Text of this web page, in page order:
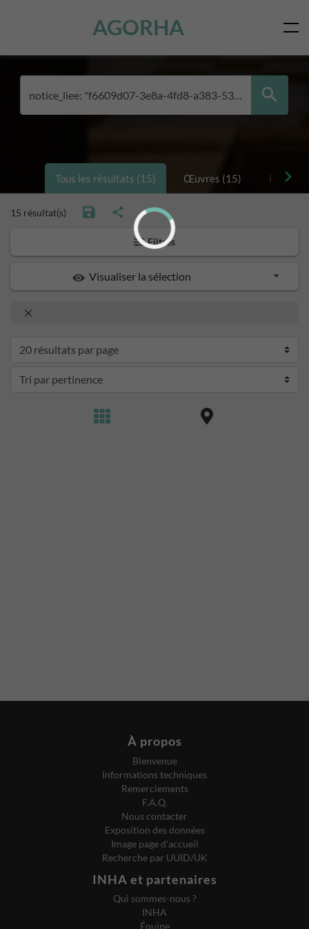
AGORHA
Tous les résultats (15) Œuvres (15)
15 résultat(s)
Filtres
Visualiser la sélection Toggle
À propos
Bienvenue
Informations techniques
Remerciements
F.A.Q.
Nous contacter
Exposition des données
Image page d'accueil
Recherche par UUID/UK
INHA et partenaires
Qui sommes-nous ?
INHA
Équipe